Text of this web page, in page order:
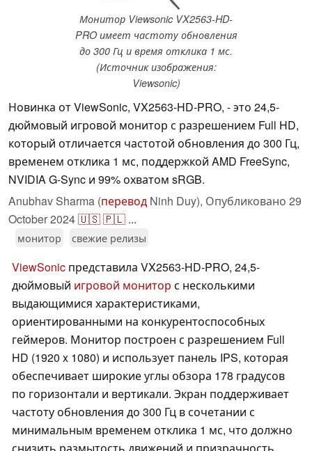
Монитор Viewsonic VX2563-HD-
PRO имеет частоту обновления
до 300 Гц и время отклика 1 мс.
(Источник изображения:
Viewsonic)
Новинка от ViewSonic, VX2563-HD-PRO, - это 24,5-
дюймовый игровой монитор с разрешением Full HD,
который отличается частотой обновления до 300 Гц,
временем отклика 1 мс, поддержкой AMD FreeSync,
NVIDIA G-Sync и 99% охватом sRGB.
Anubhav Sharma (перевод Ninh Duy), Опубликовано 29
October 2024🇺🇸🇵🇱 ...
монитор свежие релизы
ViewSonic представила VX2563-HD-PRO, 24,5-
дюймовый игровой монитор с несколькими
выдающимися характеристиками,
ориентированными на конкурентоспособных
геймеров. Монитор построен с разрешением Full
HD (1920 x 1080) и использует панель IPS, которая
обеспечивает широкие углы обзора 178 градусов
по горизонтали и вертикали. Экран поддерживает
частоту обновления до 300 Гц в сочетании с
минимальным временем отклика 1 мс, что должно